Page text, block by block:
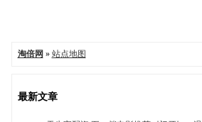
淘倍网 » 站点地图
最新文章